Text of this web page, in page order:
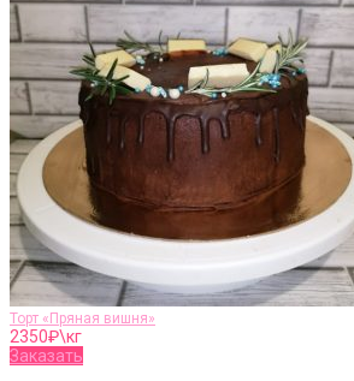
Торт «Пряная вишня»
2350₽\кг
Заказать